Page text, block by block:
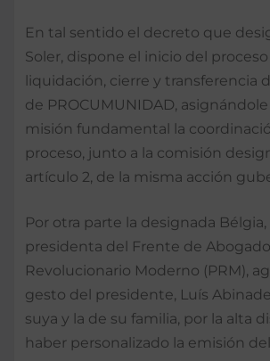
En tal sentido el decreto que
Soler, dispone el inicio del
liquidación, cierre y transferencia
de PROCUMUNIDAD,
misión fundamental la
proceso, junto a la comisión
artículo 2, de la misma acción
Por otra parte la designada
presidenta del Frente de
Revolucionario Moderno (PRM),
gesto del presidente, Luís
suya y la de su familia, por la alta
haber personalizado la emisión